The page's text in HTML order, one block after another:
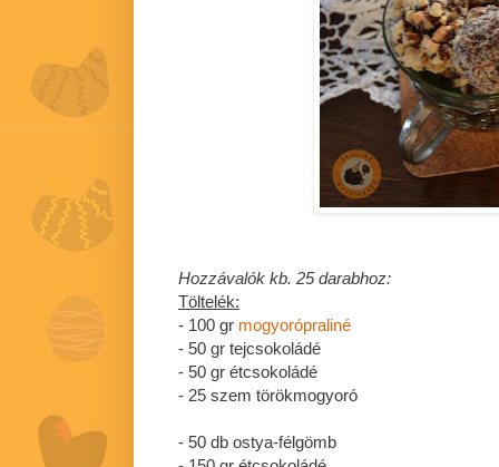
Hozzávalók kb. 25 darabhoz:
Töltelék:
- 100 gr mogyorópraliné
- 50 gr tejcsokoládé
- 50 gr étcsokoládé
- 25 szem törökmogyoró
- 50 db ostya-félgömb